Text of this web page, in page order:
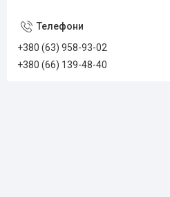
+380 (63) 958-93-02
+380 (66) 139-48-40